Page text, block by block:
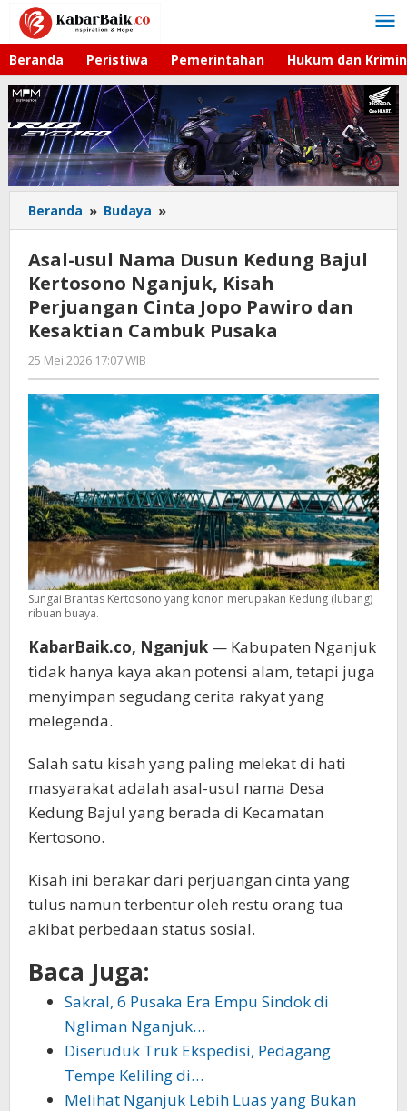
Lewati
konten
Beranda Peristiwa Pemerintahan Hukum dan
Beranda » Budaya »
usul
Dusun
Kedung
Bajul
Kertosono
Perjuangan
Cinta
Jopo
Pawiro
dan
Kesaktian
Cambuk
Pusaka
Asal-usul Nama Dusun Kedung Bajul
Kertosono Nganjuk, Kisah
Perjuangan Cinta Jopo Pawiro dan
Kesaktian Cambuk Pusaka
25 Mei 2026 17:07 WIB
Gagah
Saputra
Sungai Brantas Kertosono yang konon merupakan Kedung (lubang)
ribuan buaya.
KabarBaik.co, Nganjuk — Kabupaten Nganjuk
tidak hanya kaya akan potensi alam, tetapi juga
menyimpan segudang cerita rakyat yang
melegenda.
Salah satu kisah yang paling melekat di hati
masyarakat adalah asal-usul nama Desa
Kedung Bajul yang berada di Kecamatan
Kertosono.
Kisah ini berakar dari perjuangan cinta yang
tulus namun terbentur oleh restu orang tua
akibat perbedaan status sosial.
Baca Juga:
Sakral, 6 Pusaka Era Empu Sindok di
Ngliman Nganjuk…
Diseruduk Truk Ekspedisi, Pedagang
Tempe Keliling di…
Melihat Nganjuk Lebih Luas yang Bukan